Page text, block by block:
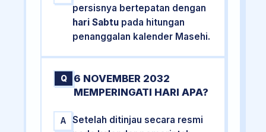
persisnya bertepatan dengan
hari Sabtu pada hitungan
penanggalan kalender Masehi.
Q
6 NOVEMBER 2032
MEMPERINGATI HARI APA?
A
Setelah ditinjau secara resmi